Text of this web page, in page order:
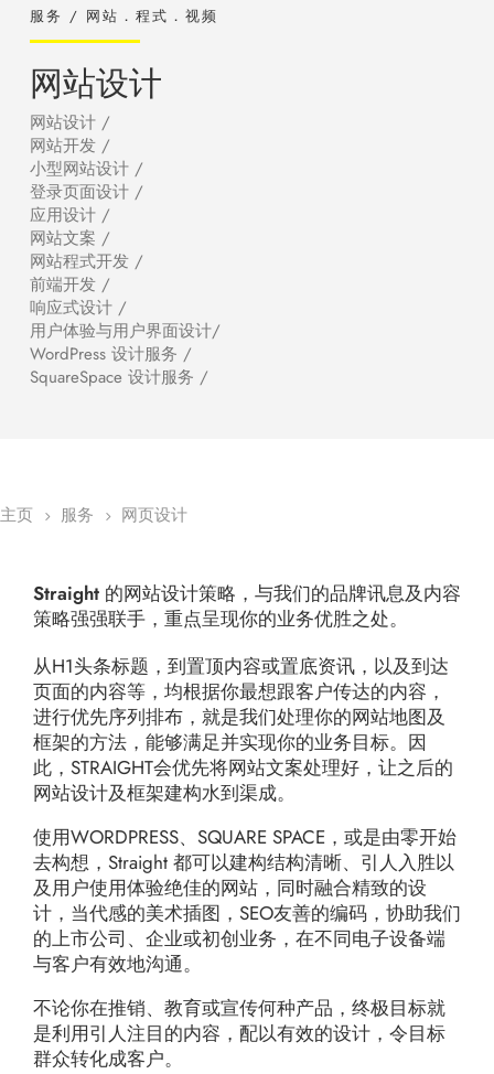
服务 / 网站．程式．视频
网站设计
网站设计 /
网站开发 /
小型网站设计 /
登录页面设计 /
应用设计 /
网站文案 /
网站程式开发 /
前端开发 /
响应式设计 /
用户体验与用户界面设计/
WordPress 设计服务 /
SquareSpace 设计服务 /
主页 5 服务 5 网页设计
Straight 的网站设计策略，与我们的品牌讯息及内容
策略强强联手，重点呈现你的业务优胜之处。
从H1头条标题，到置顶内容或置底资讯，以及到达
页面的内容等，均根据你最想跟客户传达的内容，
进行优先序列排布，就是我们处理你的网站地图及
框架的方法，能够满足并实现你的业务目标。因
此，STRAIGHT会优先将网站文案处理好，让之后的
网站设计及框架建构水到渠成。
使用WORDPRESS、SQUARE SPACE，或是由零开始
去构想，Straight 都可以建构结构清晰、引人入胜以
及用户使用体验绝佳的网站，同时融合精致的设
计，当代感的美术插图，SEO友善的编码，协助我们
的上市公司、企业或初创业务，在不同电子设备端
与客户有效地沟通。
不论你在推销、教育或宣传何种产品，终极目标就
是利用引人注目的内容，配以有效的设计，令目标
群众转化成客户。